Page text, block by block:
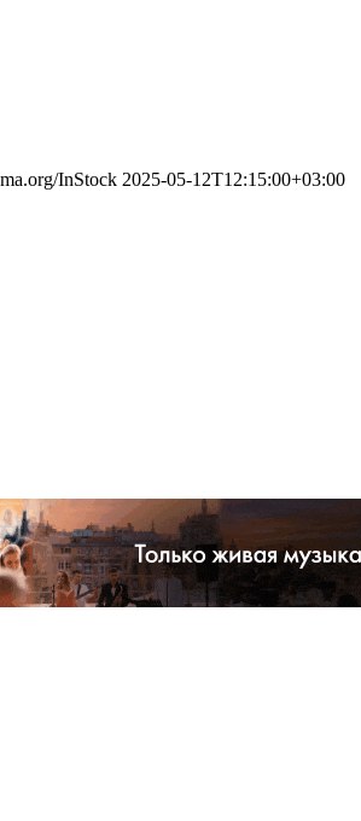
InStock 2025-05-12T12:15:00+03:00